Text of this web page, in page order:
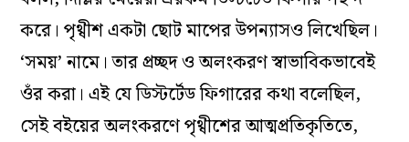
করে। পৃথ্বীশ একটা ছোট মাপের উপন্যাসও লিখেছিল।
‘সময়’ নামে। তার প্রচ্ছদ ও অলংকরণ স্বাভাবিকভাবেই
ওঁর করা। এই যে ডিস্টর্টেড ফিগারের কথা বলেছিল,
সেই বইয়ের অলংকরণে পৃথ্বীশের আত্মপ্রতিকৃতিতে,